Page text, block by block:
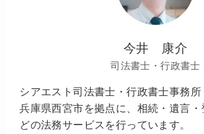
今井 康介
司法書士・行政書士
シアエスト司法書士・行政書士事務所
兵庫県西宮市を拠点に、相続・遺言
どの法務サービスを行っています。